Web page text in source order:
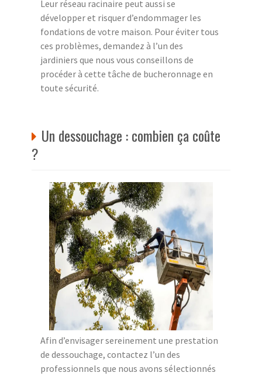
Leur réseau racinaire peut aussi se
développer et risquer d’endommager les
fondations de votre maison. Pour éviter tous
ces problèmes, demandez à l’un des
jardiniers que nous vous conseillons de
procéder à cette tâche de bucheronnage en
toute sécurité.
Un dessouchage : combien ça coûte
?
Afin d’envisager sereinement une prestation
de dessouchage, contactez l’un des
professionnels que nous avons sélectionnés